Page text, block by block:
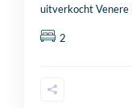
uitverkocht Venere
2